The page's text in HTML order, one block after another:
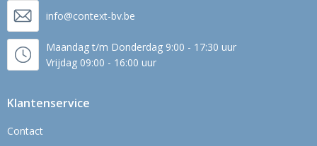
info@context-bv.be
Maandag t/m Donderdag 9:00 - 17:30 uur
Vrijdag 09:00 - 16:00 uur
Klantenservice
Contact